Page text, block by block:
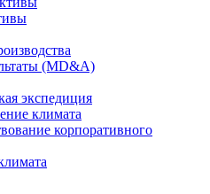
(MD&A)
экспедиция
климата
корпоративного